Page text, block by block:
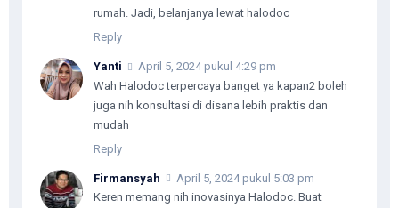
rumah. Jadi, belanjanya lewat halodoc
Reply
Yanti
April 5, 2024 pukul 4:29 pm
Wah Halodoc terpercaya banget ya kapan2 boleh
juga nih konsultasi di disana lebih praktis dan
mudah
Reply
Firmansyah
April 5, 2024 pukul 5:03 pm
Keren memang nih inovasinya Halodoc. Buat